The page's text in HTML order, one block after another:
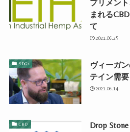
プリメン
まれる
て
2021.06.25
SDGs
ヴィーガ
テイン需
2021.06.14
CBD
Drop